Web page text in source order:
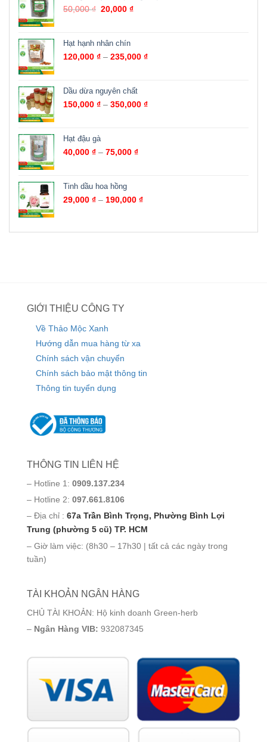
50,000₫ 20,000₫
Hạt hạnh nhân chín
120,000 ₫ – 235,000 ₫
Dầu dừa nguyên chất
150,000 ₫ – 350,000 ₫
Hạt đậu gà
40,000 ₫ – 75,000 ₫
Tinh dầu hoa hồng
29,000 ₫ – 190,000 ₫
GIỚI THIỆU CÔNG TY
Về Thảo Mộc Xanh
Hướng dẫn mua hàng từ xa
Chính sách vận chuyển
Chính sách bảo mật thông tin
Thông tin tuyển dụng
THÔNG TIN LIÊN HỆ
– Hotline 1: 0909.137.234
– Hotline 2: 097.661.8106
– Địa chỉ : 67a Trần Bình Trọng, Phường Bình Lợi
Trung (phường 5 cũ) TP. HCM
– Giờ làm việc: (8h30 – 17h30 | tất cả các ngày trong
tuần)
TÀI KHOẢN NGÂN HÀNG
CHỦ TÀI KHOẢN: Hộ kinh doanh Green-herb
– Ngân Hàng VIB: 932087345